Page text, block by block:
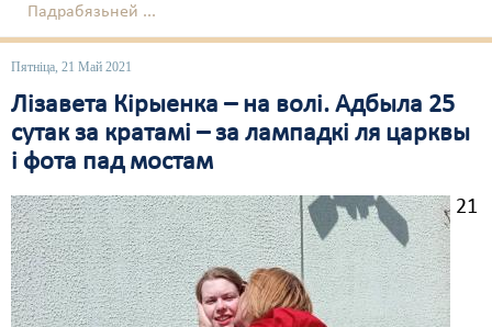
Падрабязьней ...
Пятніца, 21 Май 2021
Лізавета Кірыенка – на волі. Адбыла 25
сутак за кратамі – за лампадкі ля царквы
і фота пад мостам
21